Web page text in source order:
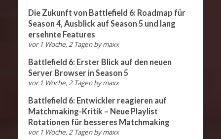
Die Zukunft von Battlefield 6: Roadmap für
Season 4, Ausblick auf Season 5 und lang
ersehnte Features
vor 1 Woche, 2 Tagen bymaxx
Battlefield 6: Erster Blick auf den neuen
Server Browser in Season 5
vor 1 Woche, 2 Tagen bymaxx
Battlefield 6: Entwickler reagieren auf
Matchmaking-Kritik – Neue Playlist
Rotationen für besseres Matchmaking
vor 1 Woche, 2 Tagen bymaxx